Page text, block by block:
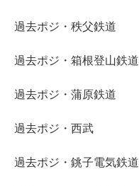
過去ポジ・秩父鉄道
過去ポジ・箱根登山鉄道
過去ポジ・蒲原鉄道
過去ポジ・西武
過去ポジ・銚子電気鉄道